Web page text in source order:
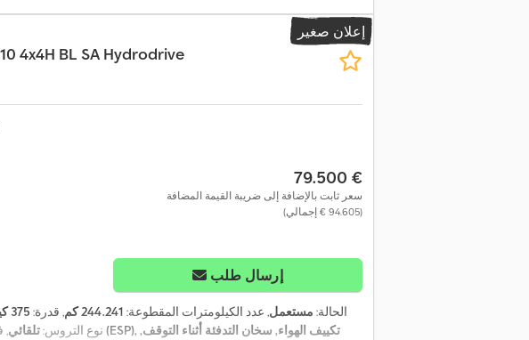
إعلان صغير
4x4H BL SA Hydrodrive
‏79.500 €
سعر ثابت بالإضافة إلى ضريبة القيمة المضافة
(‏94.605 € إجمالي)
إرسال طلب
الحالة: مستعمل, عدد الكيلومترات المقطوعة: 244.241 كم , قدرة: 375 كيلوواط (509,86 حصان)
, نوع التروس:تلقائي,